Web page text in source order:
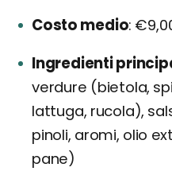
Costo medio
Ingredienti
verdure (bietola,
lattuga, rucola),
pinoli, aromi, olio
pane)